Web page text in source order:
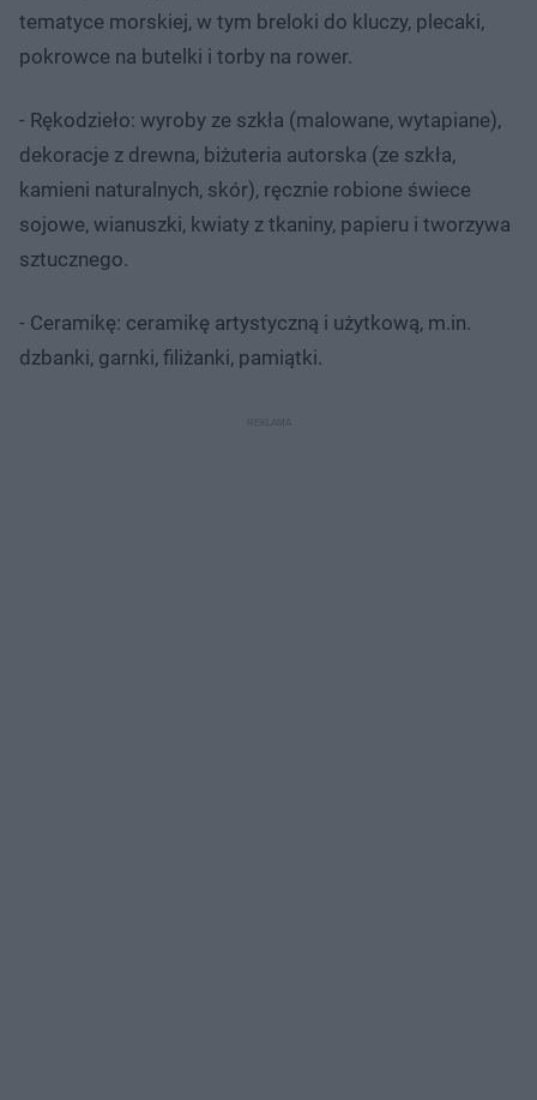
tematyce morskiej, w tym breloki do kluczy, plecaki,
pokrowce na butelki i torby na rower.
- Rękodzieło: wyroby ze szkła (malowane, wytapiane),
dekoracje z drewna, biżuteria autorska (ze szkła,
kamieni naturalnych, skór), ręcznie robione świece
sojowe, wianuszki, kwiaty z tkaniny, papieru i tworzywa
sztucznego.
- Ceramikę: ceramikę artystyczną i użytkową, m.in.
dzbanki, garnki, filiżanki, pamiątki.